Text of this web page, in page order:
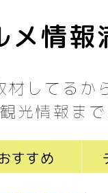
メ情
材してるか
光情報ま
すすめ